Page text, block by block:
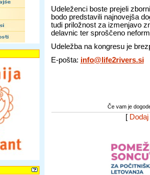
Udeleženci boste prejeli
bodo predstavili najnovejša
tudi priložnost za izmenjavo
delavnic ter sproščeno
Udeležba na kongresu je
E-pošta: info@life2rivers.si
Če vam je
[